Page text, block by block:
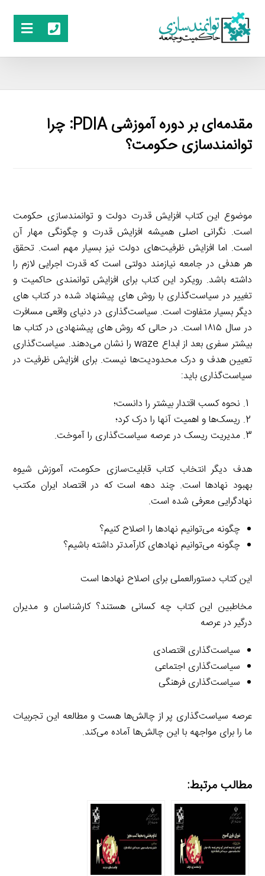
مقدمه‌ای بر دوره آموزشی PDIA: چرا
توانمندسازی حکومت؟
موضوع این کتاب افزایش قدرت دولت و توانمندسازی حکومت
است. نگرانی اصلی همیشه افزایش قدرت و چگونگی مهار آن
است. اما افزایش ظرفیت‌های دولت نیز بسیار مهم است. تحقق
هر هدفی در جامعه نیازمند دولتی است که قدرت اجرایی لازم را
داشته باشد. رویکرد این کتاب برای افزایش توانمندی حاکمیت و
تغییر در سیاست‌گذاری با روش های پیشنهاد شده در کتاب های
دیگر بسیار متفاوت است. سیاست‌گذاری در دنیای واقعی مسافرت
در سال ۱۸۱۵ است. در حالی که روش های پیشنهادی در کتاب ها
بیشتر سفری بعد از ابداع waze را نشان می‌دهند. سیاست‌گذاری
تعیین هدف و درک محدودیت‌ها نیست. برای افزایش ظرفیت در
سیاست‌گذاری باید:
نحوه کسب اقتدار بیشتر را دانست؛
ریسک‌ها و اهمیت آنها را درک کرد؛
مدیریت ریسک در عرصه سیاست‌گذاری را آموخت.
هدف دیگر انتخاب کتاب قابلیت‌سازی حکومت، آموزش شیوه
بهبود نهادها است. چند دهه است که در اقتصاد ایران مکتب
نهادگرایی معرفی شده است.
چگونه می‌توانیم نهادها را اصلاح کنیم؟
چگونه می‌توانیم نهادهای کارآمدتر داشته باشیم؟
این کتاب دستورالعملی برای اصلاح نهادها است
مخاطبین این کتاب چه کسانی هستند؟ کارشناسان و مدیران
درگیر در عرصه
سیاست‌گذاری اقتصادی
سیاست‌گذاری اجتماعی
سیاست‌گذاری فرهنگی
عرصه سیاست‌گذاری پر از چالش‌ها هست و مطالعه این تجربیات
ما را برای مواجهه با این چالش‌ها آماده می‌کند.
مطالب مرتبط: